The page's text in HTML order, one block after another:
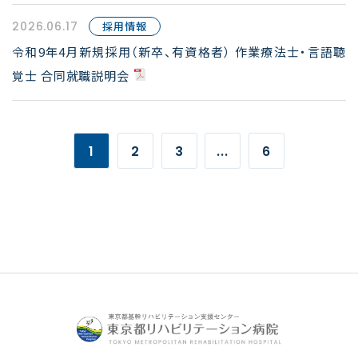
2026.06.17 採用情報
令和9年4月新規採用（新卒、有資格者） 作業療法士・言語聴
覚士 合同就職説明会
1 2 3 ... 6